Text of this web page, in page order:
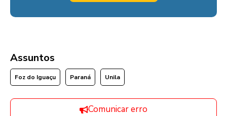
Assuntos
Foz do Iguaçu Paraná Unila
Comunicar erro